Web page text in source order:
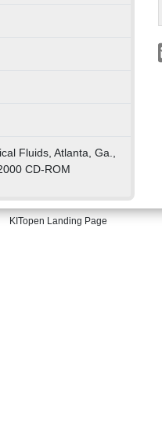
Fluids, Atlanta, Ga.,
CD-ROM
KITopen Landing Page